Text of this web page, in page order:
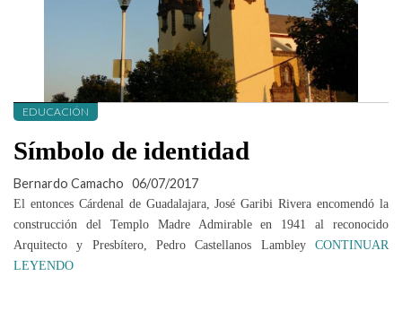
EDUCACIÓN
Símbolo de identidad
Bernardo Camacho 06/07/2017
El entonces Cárdenal de Guadalajara, José Garibi Rivera encomendó la
construcción del Templo Madre Admirable en 1941 al reconocido
Arquitecto y Presbítero, Pedro Castellanos Lambley CONTINUAR
LEYENDO